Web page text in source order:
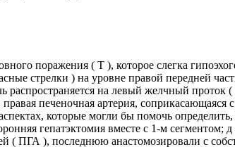
поражения ( Т ), которое слегка
стрелки ) на уровне правой передней
распространяется на левый желчный
правая печеночная артерия,
которые могли бы помочь
гепатэктомия вместе с 1-м
( ПГА ), последнюю анастомозировали с